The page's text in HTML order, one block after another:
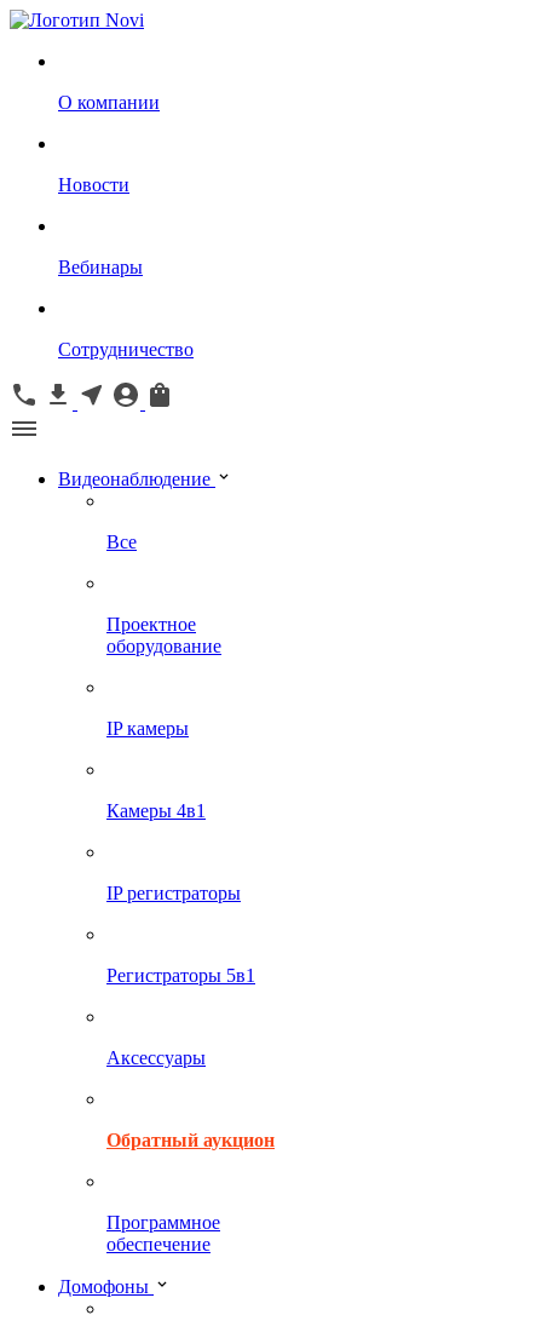
О компании
Новости
Вебинары
Сотрудничество
Видеонаблюдение
Все
Проектное
оборудование
IP камеры
Камеры 4в1
IP регистраторы
Регистраторы 5в1
Аксессуары
Обратный аукцион
Программное
обеспечение
Домофоны